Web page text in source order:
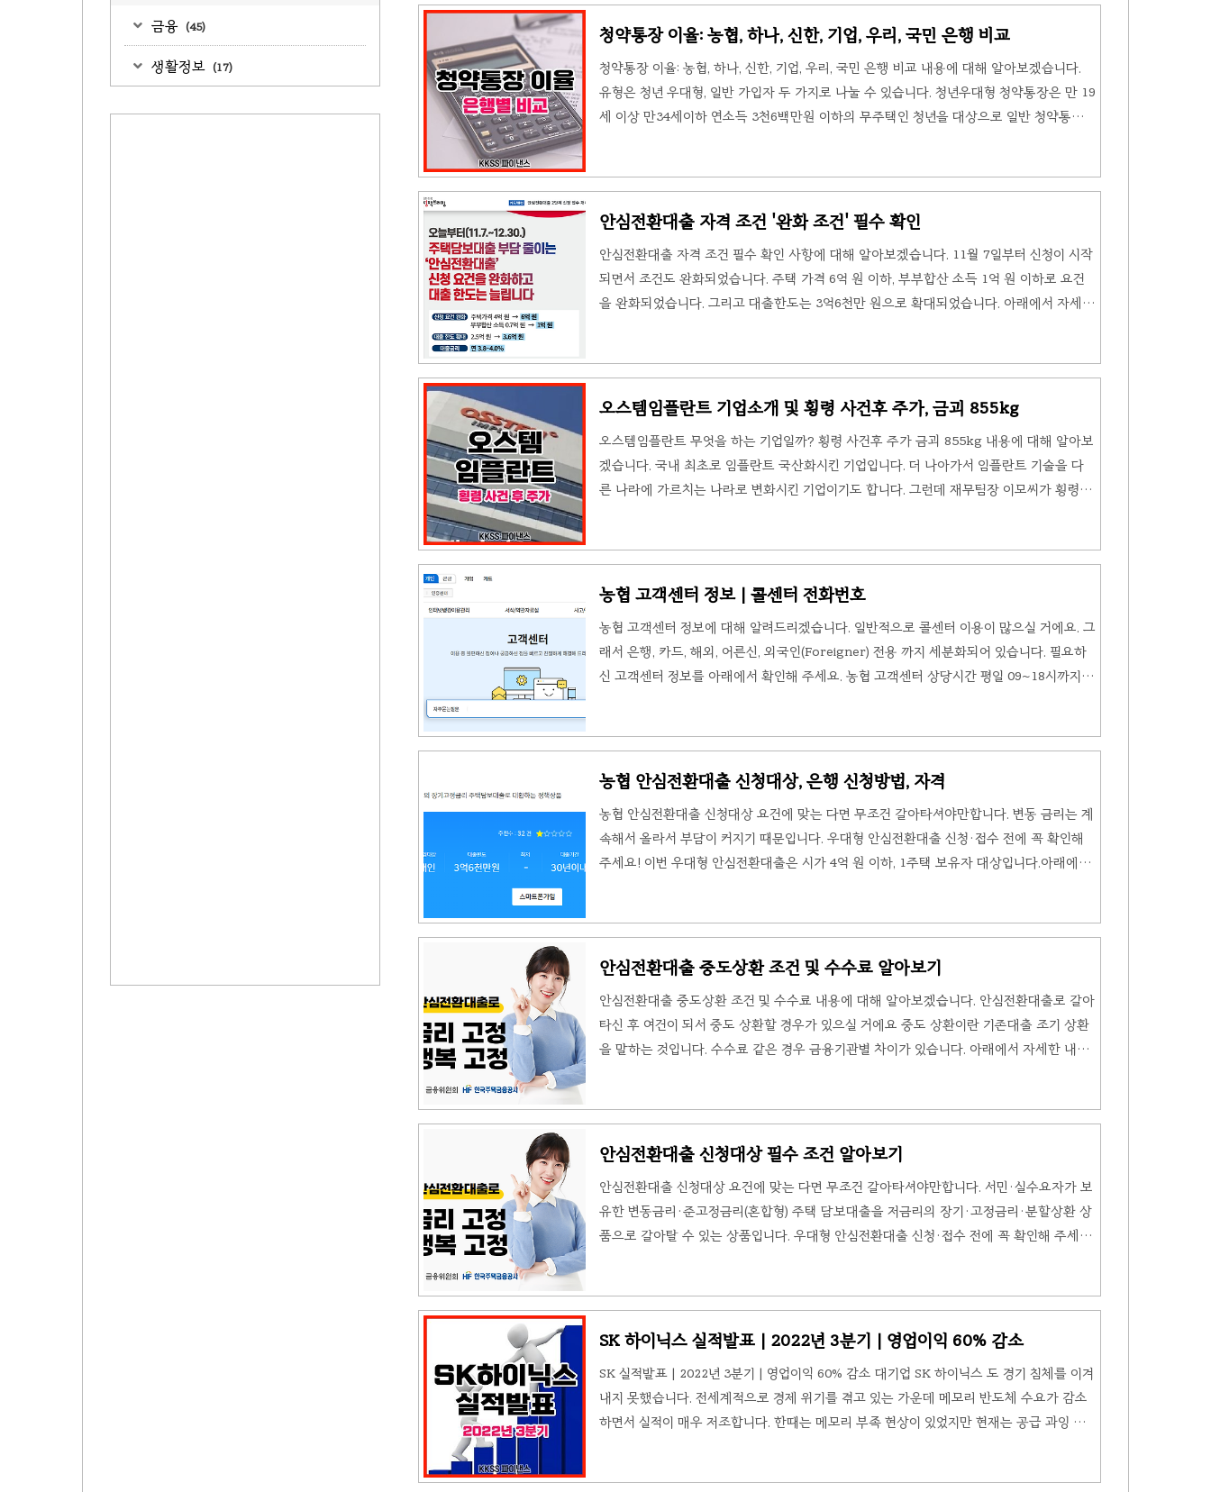
금융 (45)
생활정보 (17)
지식재산 등 다양한 분야에서도 협력을 강화했습니다. 최근에는 '사우디 국부 펀드'를 통한
고 있..
청약통장 이율: 농협, 하나, 신한, 기업, 우리, 국민 은행 비교
청약통장 이율: 농협, 하나, 신한, 기업, 우리, 국민 은행 비교 내용에 대해 알아보겠습니다.
유형은 청년 우대형, 일반 가입자 두 가지로 나눌 수 있습니다. 청년우대형 청약통장은 만 19
세 이상 만34세이하 연소득 3천6백만원 이하의 무주택인 청년을 대상으로 일반 청약통장
은 모두 동등한 1.5% 입니다. 그런데 나이가 만 19세 이상 만 34세 이하이면서 연소득이 3
천 6백만원을 초과하지 않으면 3% 이자를 받을 수 있습니다. 다행히 11월 중으로 청년에
안심전환대출 자격 조건 '완화 조건' 필수 확인
안심전환대출 자격 조건 필수 확인 사항에 대해 알아보겠습니다. 11월 7일부터 신청이 시작
되면서 조건도 완화되었습니다. 주택 가격 6억 원 이하, 부부합산 소득 1억 원 이하로 요건
을 완화되었습니다. 그리고 대출한도는 3억6천만 원으로 확대되었습니다. 아래에서 자세한
억 원 이하, 부부합산 소득 7천만 원 이하로 한정되었습니다. 그런데 이번 11월 7일부터 자
격 조건이 완화되어서 주택 가격 6억 원 이하, 부부합산 소득은 1억 원 이하로 완화 되었습
오스템임플란트 기업소개 및 횡령 사건후 주가, 금괴 855kg
오스템임플란트 무엇을 하는 기업일까? 횡령 사건후 주가 금괴 855kg 내용에 대해 알아보
겠습니다. 국내 최초로 임플란트 국산화시킨 기업입니다. 더 나아가서 임플란트 기술을 다
른 나라에 가르치는 나라로 변화시킨 기업이기도 합니다. 그런데 재무팀장 이모씨가 횡령한
오스템임플란트는 현재는 세계에서 인정받는 임플란트를 개발, 생산하는 기업입니다. 현재
는 국내 뿐만 아니라 세계에서 가장 많이 사용되는 임플란트를 만드는 대한민국 대표기업
종합 솔루션 ..
농협 고객센터 정보 | 콜센터 전화번호
농협 고객센터 정보에 대해 알려드리겠습니다. 일반적으로 콜센터 이용이 많으실 거에요. 그
래서 은행, 카드, 해외, 어른신, 외국인(Foreigner) 전용 까지 세분화되어 있습니다. 필요하
신 고객센터 정보를 아래에서 확인해 주세요. 농협 고객센터 상당시간 평일 09~18시까지
화하시면 됩니다. 농협은행 대표번호 : 1661-3000 대표번호 : 1522-3000 농·축협 대표번
호 : 1661-2100 대표번호 : 1522-2100 AI콜봇상담 상담원 연결이 아닌 AI콜봇을 이용한
농협 안심전환대출 신청대상, 은행 신청방법, 자격
농협 안심전환대출 신청대상 요건에 맞는 다면 무조건 갈아타셔야만합니다. 변동 금리는 계
속해서 올라서 부담이 커지기 때문입니다. 우대형 안심전환대출 신청·접수 전에 꼭 확인해
주세요! 이번 우대형 안심전환대출은 시가 4억 원 이하, 1주택 보유자 대상입니다.아래에서
정금리 및 분할상환 상품으로 갈아탈 수 있는 상품입니다. 아래의 금리 및 조건을 확인해 주
세요. - 대상 대출 최초 대출일 기준 2022년 8월 16일까지 제1금융권·제2금융권에서 취급
전히..
안심전환대출 중도상환 조건 및 수수료 알아보기
안심전환대출 중도상환 조건 및 수수료 내용에 대해 알아보겠습니다. 안심전환대출로 갈아
타신 후 여건이 되서 중도 상환할 경우가 있으실 거에요 중도 상환이란 기존대출 조기 상환
을 말하는 것입니다. 수수료 같은 경우 금융기관별 차이가 있습니다. 아래에서 자세한 내용
요. 중도상환 수수료 안심전환대출 대환을 위한 기존 주담대 해지 시 금융기관(제1·2금융
권 모두)의 중도상환수수료(통상 1.2%, 3년 이내 슬라이딩 방식)는 면제 - 대상 대출 최초
정금리..
안심전환대출 신청대상 필수 조건 알아보기
안심전환대출 신청대상 요건에 맞는 다면 무조건 갈아타셔야만합니다. 서민·실수요자가 보
유한 변동금리·준고정금리(혼합형) 주택 담보대출을 저금리의 장기·고정금리·분할상환 상
품으로 갈아탈 수 있는 상품입니다. 우대형 안심전환대출 신청·접수 전에 꼭 확인해 주세요!
동금리 또는 이자만 내고있는 대출을 고정금리이면서 원금을 나누어 갚는 대출로 전환해주
는 대출로서 16개 은행에서 실시합니다. 아래의 금리 및 조건을 확인해 주세요. - 대상 대출
준고정금리..
SK 하이닉스 실적발표 | 2022년 3분기 | 영업이익 60% 감소
SK 실적발표 | 2022년 3분기 | 영업이익 60% 감소 대기업 SK 하이닉스 도 경기 침체를 이겨
내지 못했습니다. 전세계적으로 경제 위기를 겪고 있는 가운데 메모리 반도체 수요가 감소
하면서 실적이 매우 저조합니다. 한때는 메모리 부족 현상이 있었지만 현재는 공급 과잉 국